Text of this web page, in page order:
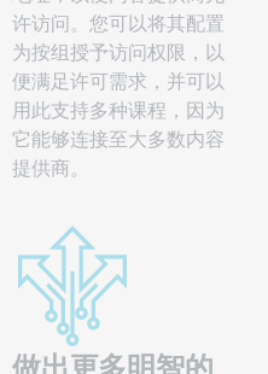
许访问。您可以将其配置
为按组授予访问权限，以
便满足许可需求，并可以
用此支持多种课程，因为
它能够连接至大多数内容
提供商。
做出更多明智的